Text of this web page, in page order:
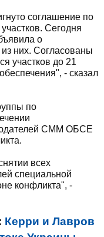
соглашение по
Сегодня
о
них. Согласованы
участков до 21
- сказал
по
СММ ОБСЕ
всех
специальной
конфликта", -
Керри и Лавров